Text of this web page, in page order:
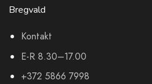
Bregvald
Kontakt
E-R 8.30–17.00
+372 5866 7998